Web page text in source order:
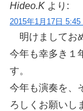
Hideo.K より:
2015年1月17日 5:45
明けましてお
今年も幸多き１
す。
今年も演奏を、
ろしくお願いし